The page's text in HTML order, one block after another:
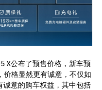
X公布了预售价格，新车预
价格显然更有诚意，不仅如
诚意的购车权益，其中包括